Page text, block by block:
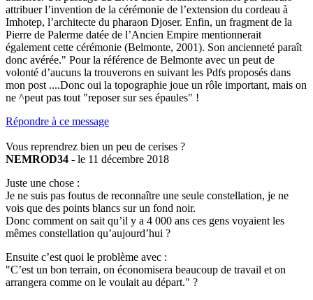
attribuer l’invention de la cérémonie de l’extension du cordeau à
Imhotep, l’architecte du pharaon Djoser. Enfin, un fragment de la
Pierre de Palerme datée de l’Ancien Empire mentionnerait
également cette cérémonie (Belmonte, 2001). Son ancienneté paraît
donc avérée." Pour la référence de Belmonte avec un peut de
volonté d’aucuns la trouverons en suivant les Pdfs proposés dans
mon post ....Donc oui la topographie joue un rôle important, mais on
ne ^peut pas tout "reposer sur ses épaules" !
Répondre à ce message
Vous reprendrez bien un peu de cerises ?
NEMROD34 - le 11 décembre 2018
Juste une chose :
Je ne suis pas foutus de reconnaître une seule constellation, je ne
vois que des points blancs sur un fond noir.
Donc comment on sait qu’il y a 4 000 ans ces gens voyaient les
mêmes constellation qu’aujourd’hui ?
Ensuite c’est quoi le problème avec :
"C’est un bon terrain, on économisera beaucoup de travail et on
arrangera comme on le voulait au départ." ?